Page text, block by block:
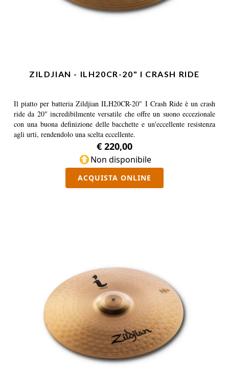
ZILDJIAN - ILH20CR-20" I CRASH RIDE
Il piatto per batteria Zildjian ILH20CR-20" I Crash Ride è un crash
ride da 20" incredibilmente versatile che offre un suono eccezionale
con una buona definizione delle bacchette e un'eccellente resistenza
agli urti, rendendolo una scelta eccellente.
€ 220,00
Non disponibile
ACQUISTA ONLINE